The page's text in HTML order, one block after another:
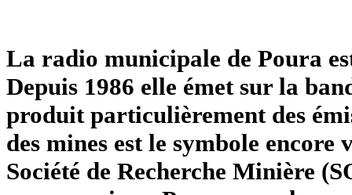
La radio municipale de Poura
Depuis 1986 elle émet sur la
produit particulièrement des
des mines est le symbole
Société de Recherche Minière